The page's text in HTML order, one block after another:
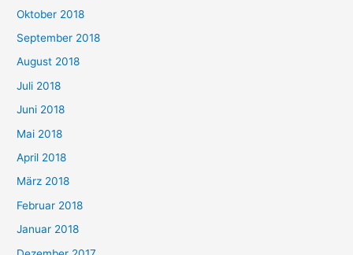
Oktober 2018
September 2018
August 2018
Juli 2018
Juni 2018
Mai 2018
April 2018
März 2018
Februar 2018
Januar 2018